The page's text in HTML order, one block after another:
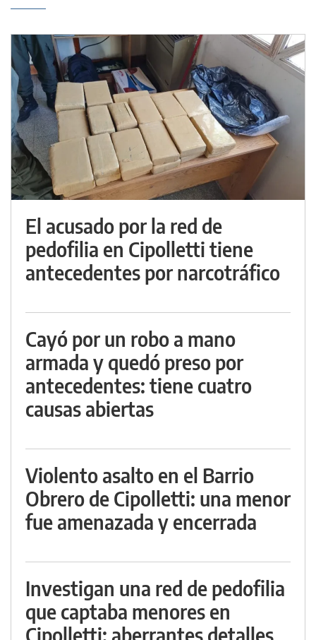
El acusado por la red de
pedofilia en Cipolletti tiene
antecedentes por narcotráfico
Cayó por un robo a mano
armada y quedó preso por
antecedentes: tiene cuatro
causas abiertas
Violento asalto en el Barrio
Obrero de Cipolletti: una menor
fue amenazada y encerrada
Investigan una red de pedofilia
que captaba menores en
Cipolletti: aberrantes detalles